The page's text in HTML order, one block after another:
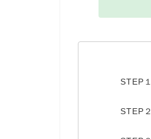
STEP１
STEP２